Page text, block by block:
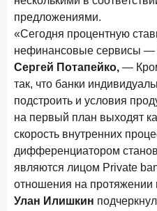
предложениями.
«Сегодня процентную
нефинансовые сервисы —
Сергей Потапейко, —
так, что банки
подстроить и условия
на первый план выходят
скорость внутренних
дифференциатором
являются лицом Private
отношения на протяжении
Улан Илишкин